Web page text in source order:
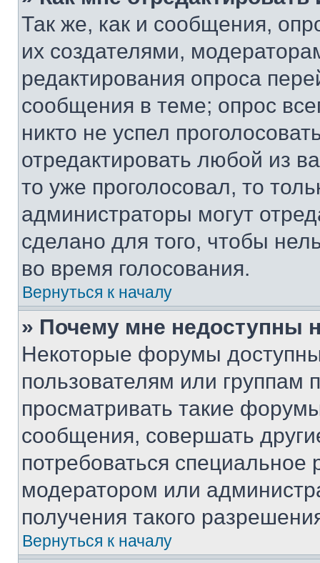
Так же, как и сообщения,
их создателями,
редактирования опроса
сообщения в теме; опрос
никто не успел
отредактировать любой из
то уже проголосовал, то
администраторы могут
сделано для того, чтобы
во время голосования.
Вернуться к началу
» Почему мне недоступны
Некоторые форумы
пользователям или группам
просматривать такие
сообщения, совершать
потребоваться
модератором или
получения такого
Вернуться к началу